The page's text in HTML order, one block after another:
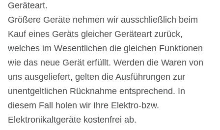
Geräteart.
Größere Geräte nehmen wir ausschließlich beim
Kauf eines Geräts gleicher Geräteart zurück,
welches im Wesentlichen die gleichen Funktionen
wie das neue Gerät erfüllt. Werden die Waren von
uns ausgeliefert, gelten die Ausführungen zur
unentgeltlichen Rücknahme entsprechend. In
diesem Fall holen wir Ihre Elektro-bzw.
Elektronikaltgeräte kostenfrei ab.